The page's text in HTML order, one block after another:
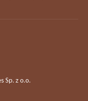
Sp. z o.o.